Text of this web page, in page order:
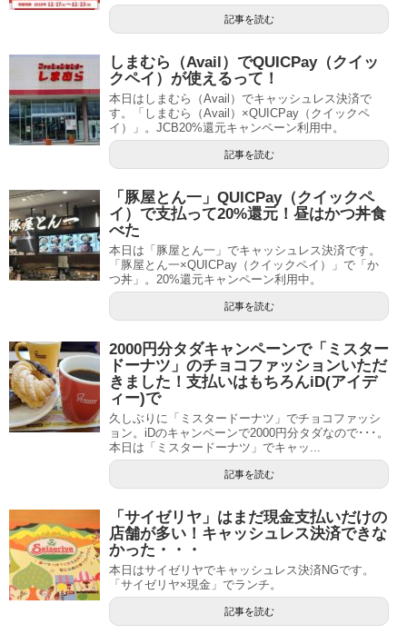
記事を読む
しまむら（Avail）でQUICPay（クイッ
クペイ）が使えるって！
本日はしまむら（Avail）でキャッシュレス決済で
す。「しまむら（Avail）×QUICPay（クイックペ
イ）」。JCB20%還元キャンペーン利用中。
記事を読む
「豚屋とん一」QUICPay（クイックペ
イ）で支払って20%還元！昼はかつ丼食
べた
本日は「豚屋とん一」でキャッシュレス決済です。
「豚屋とん一×QUICPay（クイックペイ）」で「か
つ丼」。20%還元キャンペーン利用中。
記事を読む
2000円分タダキャンペーンで「ミスター
ドーナツ」のチョコファッションいただ
きました！支払いはもちろんiD(アイデ
ィー)で
久しぶりに「ミスタードーナツ」でチョコファッシ
ョン。iDのキャンペーンで2000円分タダなので･･･。
本日は「ミスタードーナツ」でキャッ...
記事を読む
「サイゼリヤ」はまだ現金支払いだけの
店舗が多い！キャッシュレス決済できな
かった・・・
本日はサイゼリヤでキャッシュレス決済NGです。
「サイゼリヤ×現金」でランチ。
記事を読む